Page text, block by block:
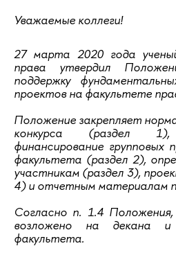
Уважаемые коллеги!
27 марта 2020 года
права утвердил
поддержку
проектов на факультете
Положение закрепляет
конкурса (раздел 1),
финансирование
факультета (раздел 2),
участникам (раздел 3),
4) и отчетным материалам
Согласно п. 1.4 Положения,
возложено на декана и
факультета.